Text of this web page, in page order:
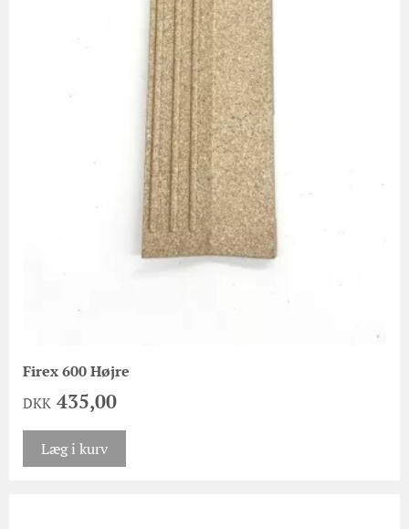
Firex 600 Højre
DKK 435,00
Læg i kurv